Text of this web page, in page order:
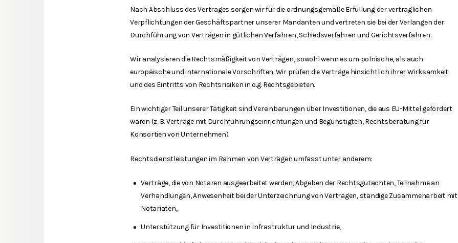
Nach Abschluss des Vertrages sorgen wir für die ordnungsgemäße Erfüllung der vertraglichen
Verpflichtungen der Geschäftspartner unserer Mandanten und vertreten sie bei der Verlangen der
Durchführung von Verträgen in gütlichen Verfahren, Schiedsverfahren und Gerichtsverfahren.
Wir analysieren die Rechtsmäßigkeit von Verträgen, sowohl wenn es um polnische, als auch
europäische und internationale Vorschriften. Wir prüfen die Verträge hinsichtlich ihrer Wirksamkeit
und des Eintritts von Rechtsrisiken in o.g. Rechtsgebieten.
Ein wichtiger Teil unserer Tätigkeit sind Vereinbarungen über Investitionen, die aus EU-Mittel gefördert
waren (z. B. Verträge mit Durchführungseinrichtungen und Begünstigten, Rechtsberatung für
Konsortien von Unternehmen).
Rechtsdienstleistungen im Rahmen von Verträgen umfasst unter anderem:
Verträge, die von Notaren ausgearbeitet werden, Abgeben der Rechtsgutachten, Teilnahme an
Verhandlungen, Anwesenheit bei der Unterzeichnung von Verträgen, ständige Zusammenarbeit mit
Notariaten,
Unterstützung für Investitionen in Infrastruktur und Industrie,